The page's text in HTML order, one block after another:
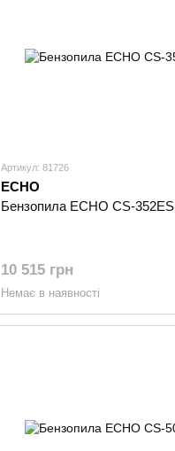
Артикул: 81726
ECHO
Бензопила ECHO CS-352ES
10 515 грн
Немає в наявності